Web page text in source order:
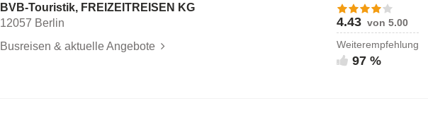
BVB-Touristik, FREIZEITREISEN KG
12057 Berlin
Busreisen & aktuelle Angebote
4.43 von 5.00
Weiterempfehlung
97 %